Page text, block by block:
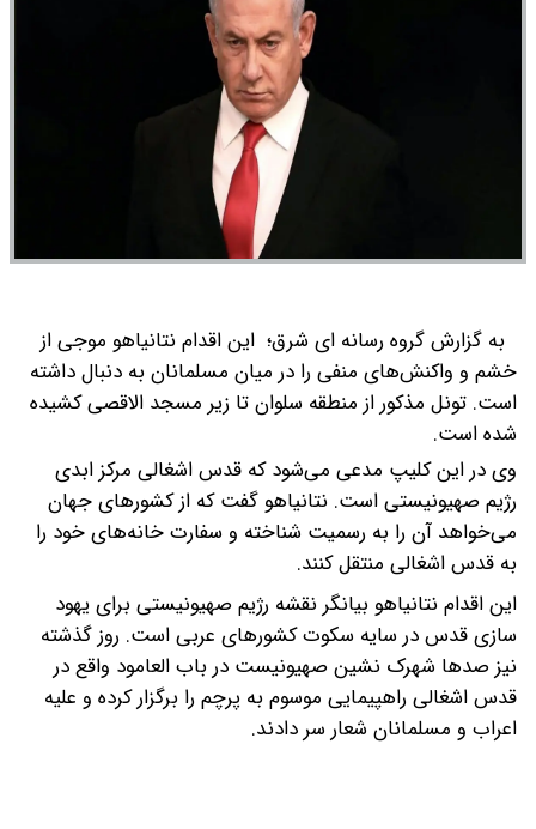
به گزارش گروه رسانه ای شرق؛ این اقدام نتانیاهو موجی از
خشم و واکنش‌های منفی را در میان مسلمانان به دنبال داشته
است. تونل مذکور از منطقه سلوان تا زیر مسجد الاقصی کشیده
شده است.
وی در این کلیپ مدعی می‌شود که قدس اشغالی مرکز ابدی
رژیم صهیونیستی است. نتانیاهو گفت که از کشورهای جهان
می‌خواهد آن را به رسمیت شناخته و سفارت خانه‌های خود را
به قدس اشغالی منتقل کنند.
این اقدام نتانیاهو بیانگر نقشه رژیم صهیونیستی برای یهود
سازی قدس در سایه سکوت کشورهای عربی است. روز گذشته
نیز صدها شهرک نشین صهیونیست در باب العامود واقع در
قدس اشغالی راهپیمایی موسوم به پرچم را برگزار کرده و علیه
اعراب و مسلمانان شعار سر دادند.